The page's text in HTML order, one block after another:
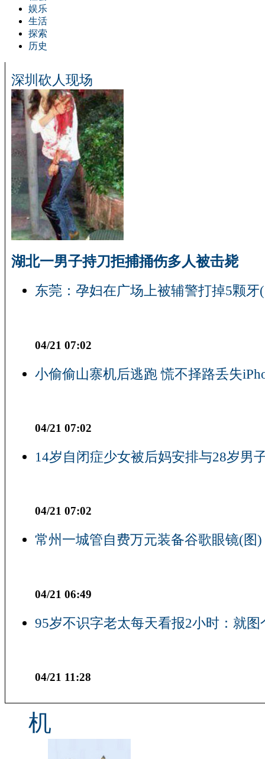
娱乐
生活
探索
历史
深圳砍人现场
湖北一男子持刀拒捕捅伤多人被击毙
东莞：孕妇在广场上被辅警打掉5颗牙
04/21 07:02
小偷偷山寨机后逃跑 慌不择路丢失
04/21 07:02
14岁自闭症少女被后妈安排与28岁男
04/21 07:02
常州一城管自费万元装备谷歌眼镜(图)
04/21 06:49
95岁不识字老太每天看报2小时：就图
04/21 11:28
机